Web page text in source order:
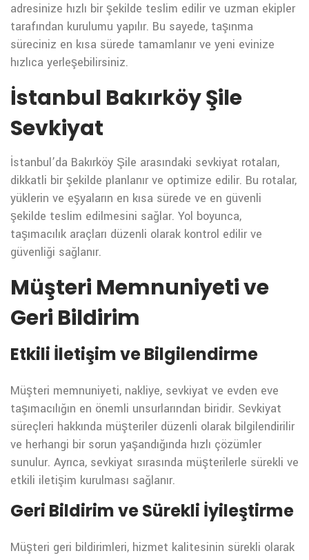
adresinize hızlı bir şekilde teslim edilir ve uzman ekipler
tarafından kurulumu yapılır. Bu sayede, taşınma
süreciniz en kısa sürede tamamlanır ve yeni evinize
hızlıca yerleşebilirsiniz.
İstanbul Bakırköy Şile
Sevkiyat
İstanbul’da Bakırköy Şile arasındaki sevkiyat rotaları,
dikkatli bir şekilde planlanır ve optimize edilir. Bu rotalar,
yüklerin ve eşyaların en kısa sürede ve en güvenli
şekilde teslim edilmesini sağlar. Yol boyunca,
taşımacılık araçları düzenli olarak kontrol edilir ve
güvenliği sağlanır.
Müşteri Memnuniyeti ve
Geri Bildirim
Etkili İletişim ve Bilgilendirme
Müşteri memnuniyeti, nakliye, sevkiyat ve evden eve
taşımacılığın en önemli unsurlarından biridir. Sevkiyat
süreçleri hakkında müşteriler düzenli olarak bilgilendirilir
ve herhangi bir sorun yaşandığında hızlı çözümler
sunulur. Ayrıca, sevkiyat sırasında müşterilerle sürekli ve
etkili iletişim kurulması sağlanır.
Geri Bildirim ve Sürekli İyileştirme
Müşteri geri bildirimleri, hizmet kalitesinin sürekli olarak